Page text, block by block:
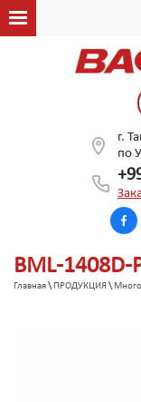
г.
по
BML-1408D-
Главная\ ПРОДУКЦИЯ \